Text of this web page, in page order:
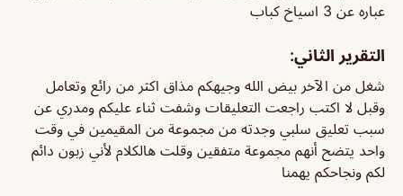
عباره عن 3 اسياخ كباب
التقرير الثاني:
شغل من الآخر بيض الله وجيهكم مذاق اكثر من رائع وتعامل
وقبل لا اكتب راجعت التعليقات وشفت ثناء عليكم ومدري عن
سبب تعليق سلبي وجدته من مجموعة من المقيمين في وقت
واحد يتضح أنهم مجموعة متفقين وقلت هالكلام لأني زبون دائم
لكم ونجاحكم يهمنا